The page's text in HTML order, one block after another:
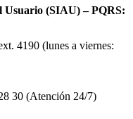
Usuario (SIAU) – PQRS:
4190 (lunes a viernes:
30 (Atención 24/7)